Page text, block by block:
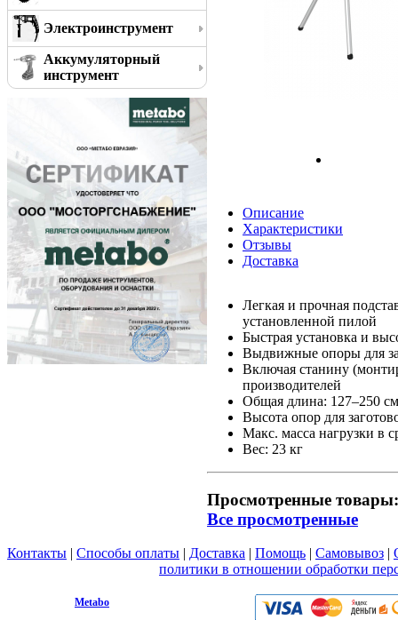
Электроинструмент
Аккумуляторный
инструмент
Описание
Характеристики
Отзывы
Доставка
Легкая и прочная
установленной пилой
Быстрая установка и
Выдвижные опоры для
Включая станину
производителей
Общая длина: 127–250 см
Высота опор для
Макс. масса нагрузки в
Вес: 23 кг
Просмотренные товары:
Все просмотренные
Контакты | Способы оплаты | Доставка | Помощь | Самовывоз |
политики в отношении обработки
Metabo